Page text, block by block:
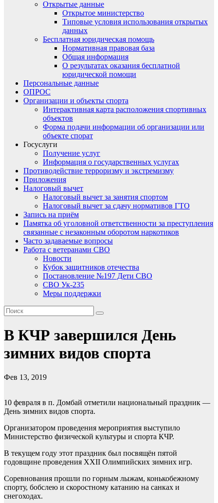
Открытые данные
Открытое министерство
Типовые условия использования открытых
данных
Бесплатная юридическая помощь
Нормативная правовая база
Общая информация
О результатах оказания бесплатной
юридической помощи
Персональные данные
ОПРОС
Организации и объекты спорта
Интерактивная карта расположения спортивных
объектов
Форма подачи информации об организации или
объекте спорат
Госуслуги
Получение услуг
Информация о государственных услугах
Противодействие терроризму и экстремизму
Приложения
Налоговый вычет
Налоговый вычет за занятия спортом
Налоговый вычет за сдачу нормативов ГТО
Запись на приём
Памятка об уголовной ответственности за преступления
связанные с незаконным оборотом наркотиков
Часто задаваемые вопросы
Работа с ветеранами СВО
Новости
Кубок защитников отечества
Постановление №197 Дети СВО
СВО Ук-235
Меры поддержки
В КЧР завершился День
зимних видов спорта
Фев 13, 2019
10 февраля в п. Домбай отметили национальный праздник —
День зимних видов спорта.
Организатором проведения мероприятия выступило
Министерство физической культуры и спорта КЧР.
В текущем году этот праздник был посвящён пятой
годовщине проведения XXII Олимпийских зимних игр.
Соревнования прошли по горным лыжам, конькобежному
спорту, бобслею и скоростному катанию на санках и
снегоходах.